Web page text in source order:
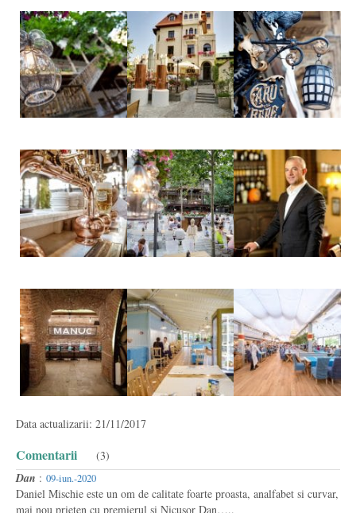
Data actualizarii: 21/11/2017
Comentarii (3)
Dan : 09-iun.-2020
Daniel Mischie este un om de calitate foarte proasta, analfabet si curvar,
mai nou prieten cu premierul si Nicusor Dan…..